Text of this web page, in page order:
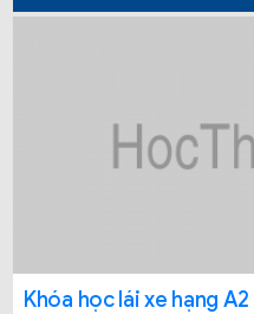
Khóa học lái xe hạng A2